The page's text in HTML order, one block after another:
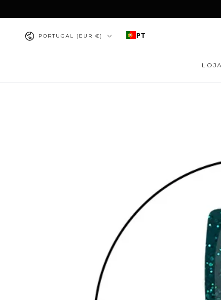
País/região
PORTUGAL (EUR €) PT